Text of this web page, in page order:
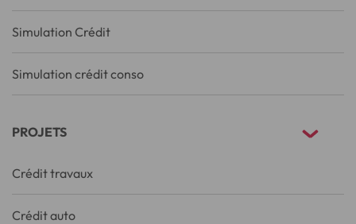
Simulation Crédit
Simulation crédit conso
PROJETS
Crédit travaux
Crédit auto